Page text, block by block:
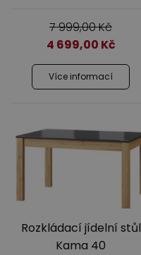
7 999,00Kč
4 699,00 Kč
Více informací
Rozkládací jídelní stůl
Kama 40